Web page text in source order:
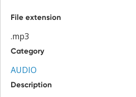
File extension
.mp3
Category
AUDIO
Description